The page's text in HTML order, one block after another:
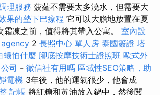
理服務 菠蘿不需要太多澆水，但需要大
果的墊下巴療程 它可以大膽地放置在夏
霜凍之前，值得將其帶入公寓。 室內設
2 長照中心 單人房 泰國簽證 塔
蟻怕什麼 腳底按摩技術士證照班 歐式外
司 - 徵信社有用嗎 區域性SEO策略，助
電機 3年後，他的運氣很少，他會成
記帳 將紅糖和黃油放入鍋中，然後閱